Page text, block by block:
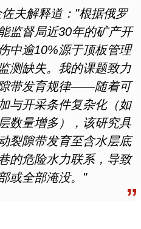
夫解释道： "根据俄罗
监督局近30年的矿产开
中逾10%源于顶板管理
测缺失。我的课题致力
带发育规律——随着可
与开采条件复杂化（如
数量增多），该研究具
裂隙带发育至含水层底
的危险水力联系，导致
或全部淹没。 "